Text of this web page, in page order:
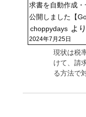
求書を自動作成
公開しました【
choppydays より
2024年7月25日
現状は税
けて、請
る方法で